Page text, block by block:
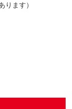
ります）